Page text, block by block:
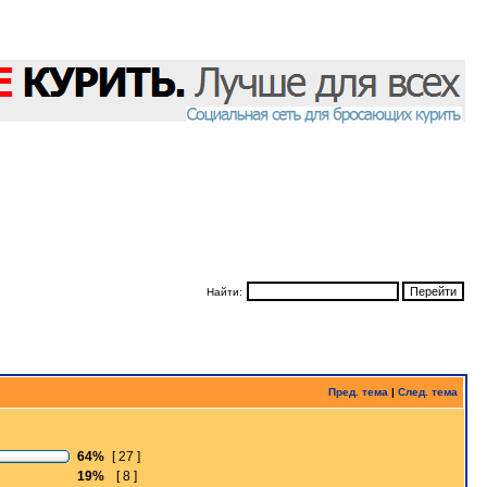
Найти:
Пред. тема | След. тема
64% [ 27 ]
19%
[ 8 ]